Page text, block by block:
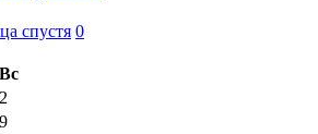
спустя 0
Вс
2
9